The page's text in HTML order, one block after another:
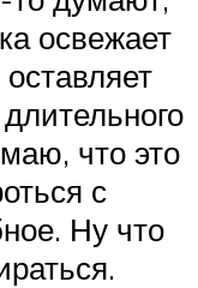
освежает
что это
с
Ну что